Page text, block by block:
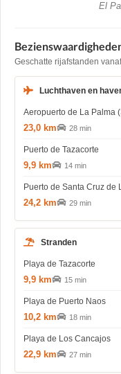
El
Geschatte rijafstanden
Luchthaven en
Aeropuerto de La Palma
23,0 km 28 min
Puerto de Tazacorte
9,9 km 14 min
Puerto de Santa Cruz de
24,2 km 29 min
Stranden
Playa de Tazacorte
9,9 km 15 min
Playa de Puerto Naos
10,2 km 18 min
Playa de Los Cancajos
22,9 km 27 min